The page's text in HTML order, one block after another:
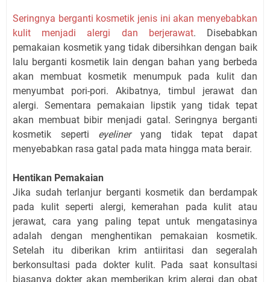
Seringnya berganti kosmetik jenis ini akan menyebabkan
kulit menjadi alergi dan berjerawat. Disebabkan
pemakaian kosmetik yang tidak dibersihkan dengan baik
lalu berganti kosmetik lain dengan bahan yang berbeda
akan membuat kosmetik menumpuk pada kulit dan
menyumbat pori-pori. Akibatnya, timbul jerawat dan
alergi. Sementara pemakaian lipstik yang tidak tepat
akan membuat bibir menjadi gatal. Seringnya berganti
kosmetik seperti eyelineryang tidak tepat dapat
menyebabkan rasa gatal pada mata hingga mata berair.
Hentikan Pemakaian
Jika sudah terlanjur berganti kosmetik dan berdampak
pada kulit seperti alergi, kemerahan pada kulit atau
jerawat, cara yang paling tepat untuk mengatasinya
adalah dengan menghentikan pemakaian kosmetik.
Setelah itu diberikan krim antiiritasi dan segeralah
berkonsultasi pada dokter kulit. Pada saat konsultasi
biasanya dokter akan memberikan krim alergi dan obat